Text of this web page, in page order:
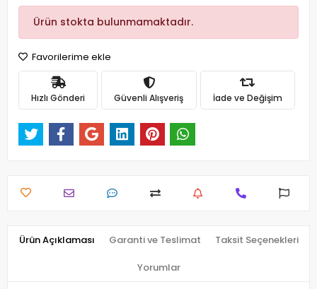
Ürün stokta bulunmamaktadır.
Favorilerime ekle
Hızlı Gönderi Güvenli Alışveriş İade ve Değişim
Ürün Açıklaması Garanti ve Teslimat Taksit Seçenekleri
Yorumlar